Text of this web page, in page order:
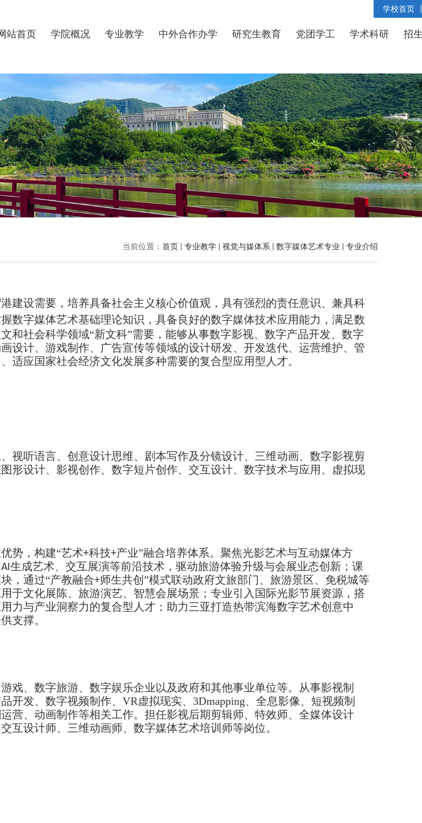
学校首页
站首页 学院概况 专业教学 中外合作办学 研究生教育 党团学工 学术科研 招
当前位置： 首页 专业教学 视觉与媒体系 数字媒体艺术专业 专业介绍
港建设需要 ，培养具备社会主义核心价值观，具有强烈的责任意识、 兼具科
数字媒体艺术基础理论知识，具备 良好的数字媒体技术应用能力， 满足数
和社会科学领域“新文科”需要 ， 能够从事数字影视、数字产品开发、 数字
设计、 游戏制作、 广告宣传等领域的设计研发、开发迭代、运营维护、 管
、适应国家社会经济文化发展多种需要的复合型应用型 人才。
视听语言、创意设计思维、剧本写作及分镜设计、三维动画、数字影视剪
形设计、影视创作、数字短片创作、交互设计、数字技术与应用、虚拟现
势，构建“艺术+科技+产业”融合培养体系。聚焦光影艺术与互动媒体方
AI生成艺术、交互展演等前沿技术，驱动旅游体验升级与会展业态创新；课
，通过“产教融合+师生共创”模式联动政府文旅部门、旅游景区、免税城等
于文化展陈、旅游演艺、智慧会展场景；专业引入国际光影节展资源，搭
力与产业洞察力的复合型人才；助力三亚打造热带滨海数字艺术创意中
支撑。
戏、数字旅游、数字娱乐企业 以及政府和其他事业单位等。从事影视制
开发、数字视频制作、 VR虚拟现实、3Dmapping、全息影像、短视频制
运营、动画制作等相关工作。 担任影视后期剪辑师、特效师、全媒体设计
互设计师、三维动画师、数字媒体艺术培训师等岗位。